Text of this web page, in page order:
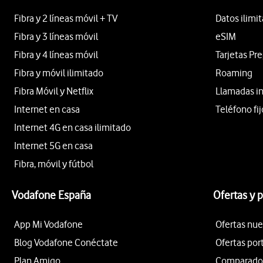
Fibra y 2 líneas móvil + TV
Fibra y 3 líneas móvil
Fibra y 4 líneas móvil
Fibra y móvil ilimitado
Fibra Móvil y Netflix
Internet en casa
Internet 4G en casa ilimitado
Internet 5G en casa
Fibra, móvil y fútbol
Datos
eSIM
Tarjetas
Roaming
Llamadas
Teléfono
Vodafone España
App Mi Vodafone
Blog Vodafone Conéctate
Plan Amigo
Ofertas y
Ofertas
Ofertas